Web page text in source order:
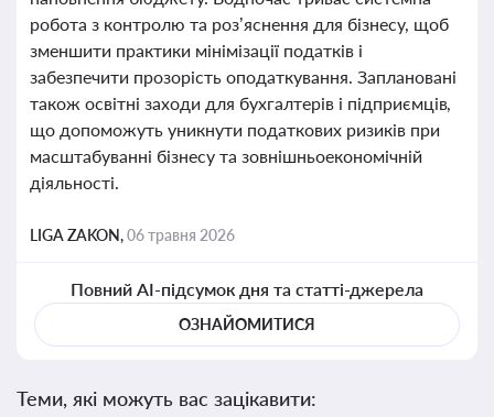
робота з контролю та роз’яснення для бізнесу, щоб
зменшити практики мінімізації податків і
забезпечити прозорість оподаткування. Заплановані
також освітні заходи для бухгалтерів і підприємців,
що допоможуть уникнути податкових ризиків при
масштабуванні бізнесу та зовнішньоекономічній
діяльності.
LIGA ZAKON,06 травня 2026
Повний AI-підсумок дня та статті-джерела
ОЗНАЙОМИТИСЯ
Теми, які можуть вас зацікавити: